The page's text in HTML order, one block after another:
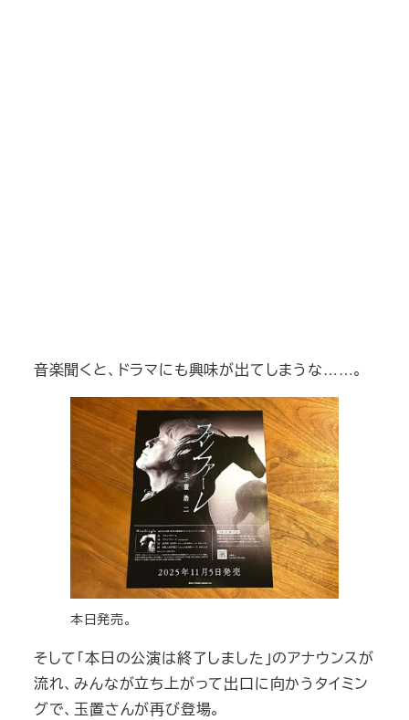
音楽聞くと、ドラマにも興味が出てしまうな……。
本日発売。
そして「本日の公演は終了しました」のアナウンスが
流れ、みんなが立ち上がって出口に向かうタイミン
グで、玉置さんが再び登場。